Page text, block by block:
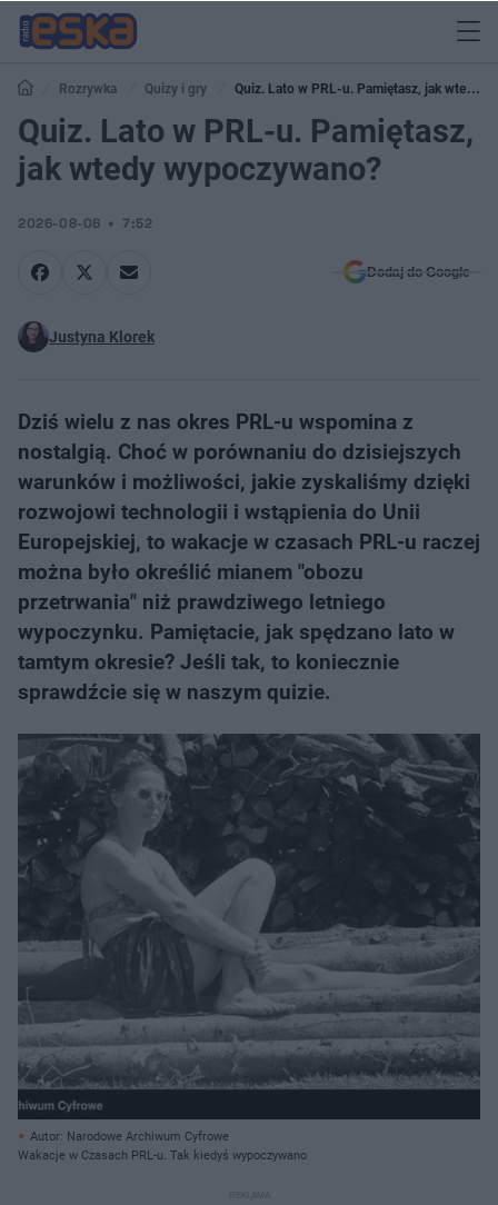
Rozrywka Quizy i gry
Quiz. Lato w PRL-u. Pamiętasz, jak wtedy
wypoczywano?
Quiz. Lato w PRL-u. Pamiętasz,
jak wtedy wypoczywano?
2026-08-06 7:52
Dodaj do Google
Justyna Klorek
Dziś wielu z nas okres PRL-u wspomina z
nostalgią. Choć w porównaniu do dzisiejszych
warunków i możliwości, jakie zyskaliśmy dzięki
rozwojowi technologii i wstąpienia do Unii
Europejskiej, to wakacje w czasach PRL-u raczej
można było określić mianem "obozu
przetrwania" niż prawdziwego letniego
wypoczynku. Pamiętacie, jak spędzano lato w
tamtym okresie? Jeśli tak, to koniecznie
sprawdźcie się w naszym quizie.
Autor: Narodowe Archiwum Cyfrowe
Wakacje w Czasach PRL-u. Tak kiedyś wypoczywano